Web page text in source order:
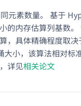
元素数量。 基于
的内存估算列基数
，具体精确程度取
大小，该算法相对标
详见相关论文